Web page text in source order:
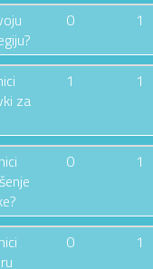
0 1
za
1 1
0 1
0 1